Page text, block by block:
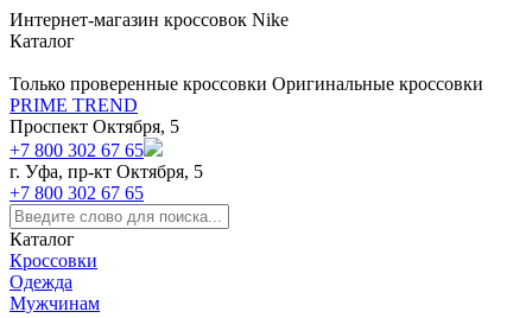
https://m9.by/elektronika/kompuytery/komplektuysie-dly-pk/
https://m9.by/elektronika/kompuytery/komplektuysie-dly-pk/
комплектующие для пк цены
Комплектующие для компьютера
Интернет-магазин кроссовок Nike
Каталог
Только проверенные кроссовки Оригинальные кроссовки
PRIME TREND
Проспект Октября, 5
+7 800 302 67 65
г. Уфа, пр-кт Октября, 5
+7 800 302 67 65
Каталог
Кроссовки
Одежда
Мужчинам